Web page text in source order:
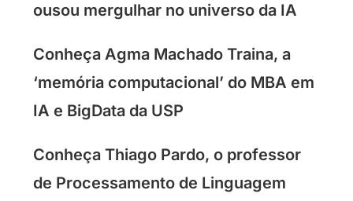
ousou mergulhar no universo da IA
Conheça Agma Machado Traina, a
‘memória computacional’ do MBA em
IA e BigData da USP
Conheça Thiago Pardo, o professor
de Processamento de Linguagem